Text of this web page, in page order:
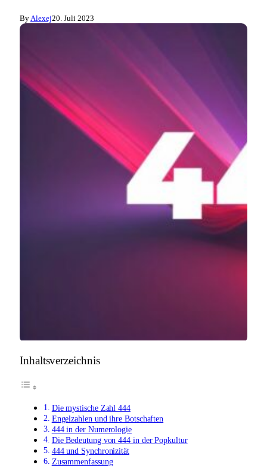
By Alexej20. Juli 2023
Inhaltsverzeichnis
Die mystische Zahl 444
Engelzahlen und ihre Botschaften
444 in der Numerologie
Die Bedeutung von 444 in der Popkultur
444 und Synchronizität
Zusammenfassung